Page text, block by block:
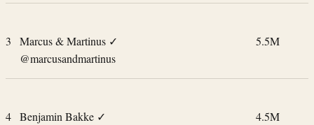
3 Marcus & Martinus ✓
@marcusandmartinus
5.5M
4 Benjamin Bakke ✓
4.5M